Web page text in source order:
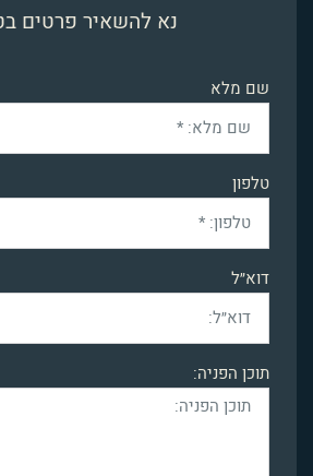
נא להשאיר פרטים
שם מלא
טלפון
דוא״ל
תוכן הפניה: